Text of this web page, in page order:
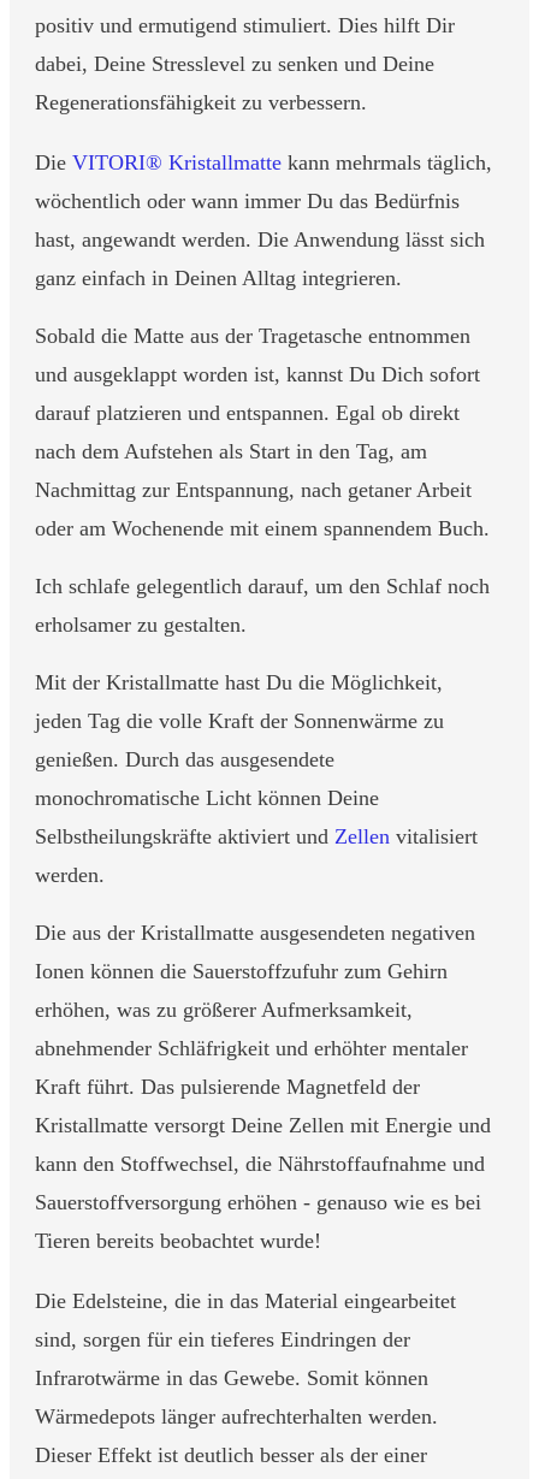
positiv und ermutigend stimuliert. Dies hilft Dir
dabei, Deine Stresslevel zu senken und Deine
Regenerationsfähigkeit zu verbessern.
Die VITORI® Kristallmatte kann mehrmals täglich,
wöchentlich oder wann immer Du das Bedürfnis
hast, angewandt werden. Die Anwendung lässt sich
ganz einfach in Deinen Alltag integrieren.
Sobald die Matte aus der Tragetasche entnommen
und ausgeklappt worden ist, kannst Du Dich sofort
darauf platzieren und entspannen. Egal ob direkt
nach dem Aufstehen als Start in den Tag, am
Nachmittag zur Entspannung, nach getaner Arbeit
oder am Wochenende mit einem spannendem Buch.
Ich schlafe gelegentlich darauf, um den Schlaf noch
erholsamer zu gestalten.
Mit der Kristallmatte hast Du die Möglichkeit,
jeden Tag die volle Kraft der Sonnenwärme zu
genießen. Durch das ausgesendete
monochromatische Licht können Deine
Selbstheilungskräfte aktiviert und Zellen vitalisiert
werden.
Die aus der Kristallmatte ausgesendeten negativen
Ionen können die Sauerstoffzufuhr zum Gehirn
erhöhen, was zu größerer Aufmerksamkeit,
abnehmender Schläfrigkeit und erhöhter mentaler
Kraft führt. Das pulsierende Magnetfeld der
Kristallmatte versorgt Deine Zellen mit Energie und
kann den Stoffwechsel, die Nährstoffaufnahme und
Sauerstoffversorgung erhöhen - genauso wie es bei
Tieren bereits beobachtet wurde!
Die Edelsteine, die in das Material eingearbeitet
sind, sorgen für ein tieferes Eindringen der
Infrarotwärme in das Gewebe. Somit können
Wärmedepots länger aufrechterhalten werden.
Dieser Effekt ist deutlich besser als der einer